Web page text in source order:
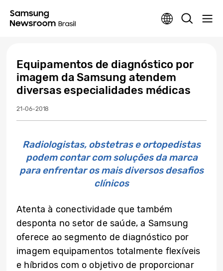
Equipamentos de diagnóstico por
imagem da Samsung atendem
diversas especialidades médicas
21-06-2018
Radiologistas, obstetras e ortopedistas
podem contar com soluções da marca
para enfrentar os mais diversos desafios
clínicos
Atenta à conectividade que também
desponta no setor de saúde, a Samsung
oferece ao segmento de diagnóstico por
imagem equipamentos totalmente flexíveis
e híbridos com o objetivo de proporcionar